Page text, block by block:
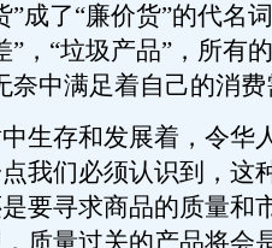
”成了“廉价货”的代名
”，“垃圾产品”，所有
奈中满足着自己的消
存和发展着，令华
我们必须认识到，这
要寻求商品的质量和
质量过关的产品将会